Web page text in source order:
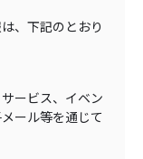
、下記のとおり
ービス、イベン
ール等を通じて